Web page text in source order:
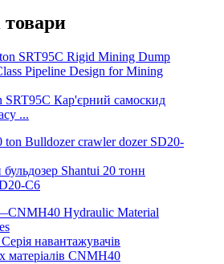
товари
SRT95C Кар'єрний самоскид
...
Shantui 20 тонн
C6
навантажувачів
матеріалів CNMH40